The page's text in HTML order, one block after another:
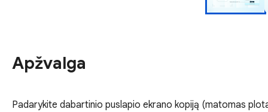
Apžvalga
Padarykite dabartinio puslapio ekrano kopiją (matomas